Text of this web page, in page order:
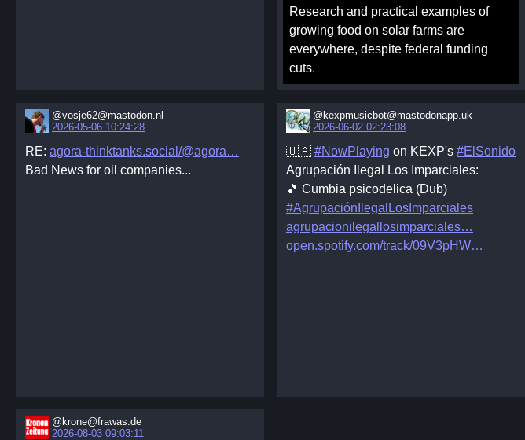
Research and practical examples of
growing food on solar farms are
everywhere, despite federal funding
cuts.
@vosje62@mastodon.nl
2026-05-06 10:24:28
RE: agora-thinktanks.social/@agora
Bad News for oil companies...
@kexpmusicbot@mastodonapp.uk
2026-06-02 02:23:08
🇺🇦 #NowPlaying on KEXP's #ElSonido
Agrupación Ilegal Los Imparciales:
🎵 Cumbia psicodelica (Dub)
#AgrupaciónIlegalLosImparciales
agrupacionilegallosimparciales
open.spotify.com/track/09V3pHW
@krone@frawas.de
2026-08-03 09:03:11